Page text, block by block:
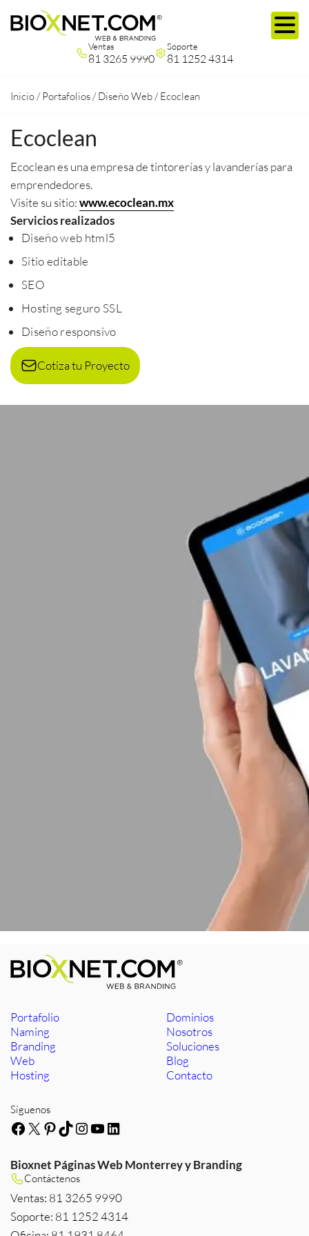
Ventas
81 3265 9990
Soporte
81 1252 4314
Inicio /Portafolios /Diseño Web /Ecoclean
Ecoclean
Ecoclean es una empresa de tintorerías y lavanderías para
emprendedores.
Visite su sitio:www.ecoclean.mx
Servicios realizados
Diseño web html5
Sitio editable
SEO
Hosting seguro SSL
Diseño responsivo
Cotiza tu Proyecto
Portafolio
Naming
Branding
Web
Hosting
Dominios
Nosotros
Soluciones
Blog
Contacto
Síguenos
Facebook
X Pinterest
TikTok
Instagram
YouTube
LinkedIn
Bioxnet Páginas Web Monterrey y Branding
Contáctenos
Ventas: 81 3265 9990
Soporte: 81 1252 4314